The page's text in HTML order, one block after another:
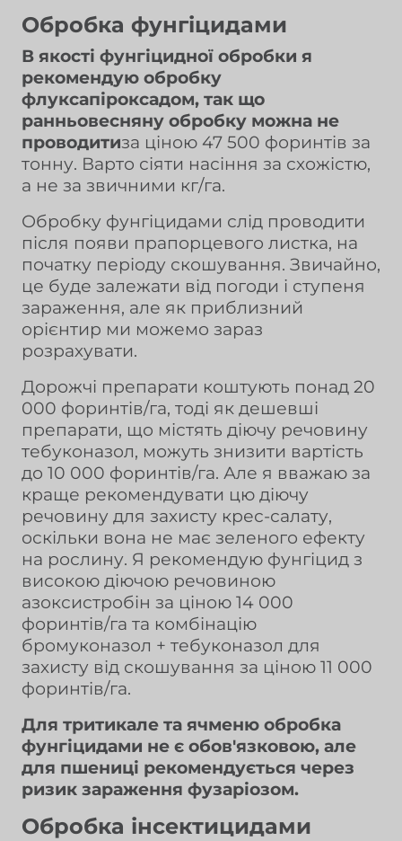
Обробка фунгіцидами
В якості фунгіцидної обробки я
рекомендую обробку
флуксапіроксадом, так що
ранньовесняну обробку можна не
проводитиза ціною 47 500 форинтів за
тонну. Варто сіяти насіння за схожістю,
а не за звичними кг/га.
Обробку фунгіцидами слід проводити
після появи прапорцевого листка, на
початку періоду скошування. Звичайно,
це буде залежати від погоди і ступеня
зараження, але як приблизний
орієнтир ми можемо зараз
розрахувати.
Дорожчі препарати коштують понад 20
000 форинтів/га, тоді як дешевші
препарати, що містять діючу речовину
тебуконазол, можуть знизити вартість
до 10 000 форинтів/га. Але я вважаю за
краще рекомендувати цю діючу
речовину для захисту крес-салату,
оскільки вона не має зеленого ефекту
на рослину. Я рекомендую фунгіцид з
високою діючою речовиною
азоксистробін за ціною 14 000
форинтів/га та комбінацію
бромуконазол + тебуконазол для
захисту від скошування за ціною 11 000
форинтів/га.
Для тритикале та ячменю обробка
фунгіцидами не є обов'язковою, але
для пшениці рекомендується через
ризик зараження фузаріозом.
Обробка інсектицидами